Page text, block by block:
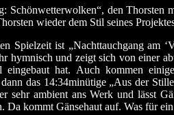
Schönwetterwolken“, den
wieder dem Stil seines
Spielzeit ist „Nachttauchgang am
hymnisch und zeigt sich von einer
eingebaut hat. Auch kommen
das 14:34minütige „Aus der
sehr ambient ans Werk und lässt
Da kommt Gänsehaut auf. Was für